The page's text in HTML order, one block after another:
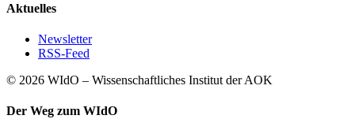
Aktuelles
Newsletter
RSS-Feed
© 2026 WIdO – Wissenschaftliches Institut der AOK
Der Weg zum WIdO